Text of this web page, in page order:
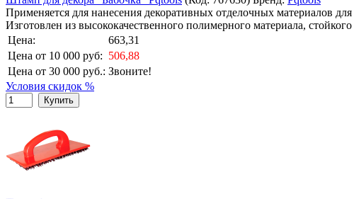
Применяется для нанесения декоративных отделочных материалов
Изготовлен из высококачественного полимерного материала,
Цена:
663,31
Цена от 10 000 руб: 506,88
Цена от 30 000 руб.: Звоните!
Условия скидок %
Купить